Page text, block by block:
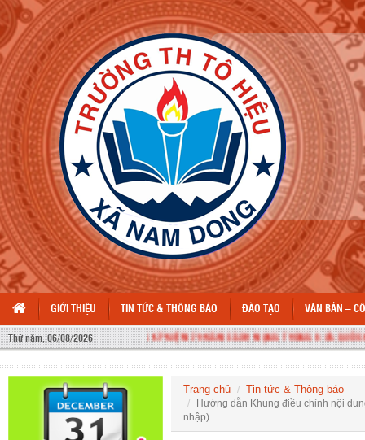
GIỚI THIỆU TIN TỨC & THÔNG BÁO ĐÀO TẠO VĂN BẢN –
Thứ năm, 06/08/2026
NHIỆT LIỆT CHÀO MỪNG KỶ NIỆM 79 NĂM CÁCH MẠNG THÁNG 8 VÀ QUỐC
Trang chủ Tin tức & Thông báo
Hướng dẫn Khung điều chỉnh nội
nhập)